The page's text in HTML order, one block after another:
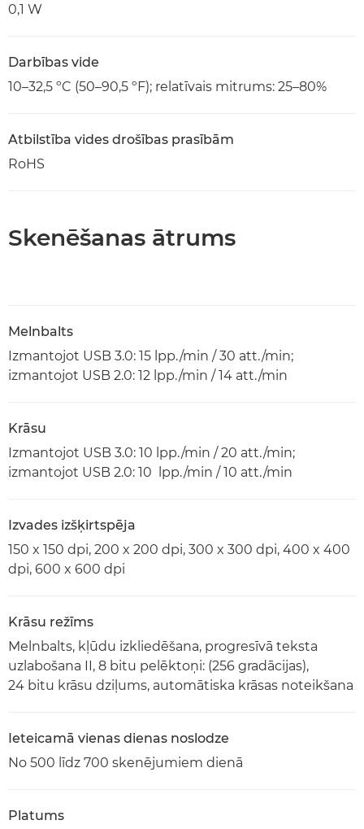
0,1 W
Darbības vide
10–32,5 ºC (50–90,5 ºF); relatīvais mitrums: 25–80%
Atbilstība vides drošības prasībām
RoHS
Skenēšanas ātrums
Melnbalts
Izmantojot USB 3.0: 15 lpp./min / 30 att./min;
izmantojot USB 2.0: 12 lpp./min / 14 att./min
Krāsu
Izmantojot USB 3.0: 10 lpp./min / 20 att./min;
izmantojot USB 2.0: 10 lpp./min / 10 att./min
Izvades izšķirtspēja
150 x 150 dpi, 200 x 200 dpi, 300 x 300 dpi, 400 x 400
dpi, 600 x 600 dpi
Krāsu režīms
Melnbalts, kļūdu izkliedēšana, progresīvā teksta
uzlabošana II, 8 bitu pelēktoņi: (256 gradācijas),
24 bitu krāsu dziļums, automātiska krāsas noteikšana
Ieteicamā vienas dienas noslodze
No 500 līdz 700 skenējumiem dienā
Platums